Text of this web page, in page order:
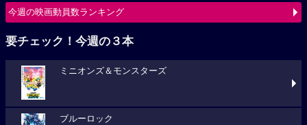
今週の映画動員数ランキング
要チェック！今週の３本
ミニオンズ＆モンスターズ
ブルーロック